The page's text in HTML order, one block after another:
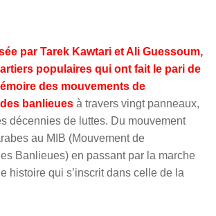
par Tarek Kawtari et Ali Guessoum,
populaires qui ont fait le pari de
des mouvements de
des banlieues à travers vingt panneaux,
décennies de luttes. Du mouvement
au MIB (Mouvement de
Banlieues) en passant par la marche
histoire qui s’inscrit dans celle de la